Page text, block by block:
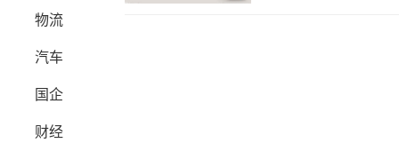
物流
汽车
国企
财经